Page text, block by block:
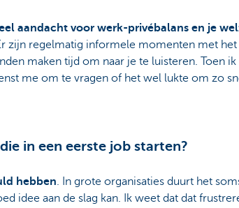
aandacht voor werk-privébalans en je
zijn regelmatig informele momenten met
maken tijd om naar je te luisteren. Toen
me om te vragen of het wel lukte om zo
in een eerste job starten?
hebben. In grote organisaties duurt het
idee aan de slag kan. Ik weet dat dat